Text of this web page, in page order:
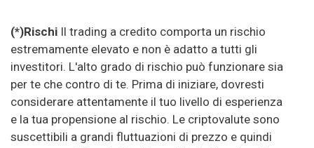
(*)Rischi Il trading a credito comporta un rischio
estremamente elevato e non è adatto a tutti gli
investitori. L'alto grado di rischio può funzionare sia
per te che contro di te. Prima di iniziare, dovresti
considerare attentamente il tuo livello di esperienza
e la tua propensione al rischio. Le criptovalute sono
suscettibili a grandi fluttuazioni di prezzo e quindi